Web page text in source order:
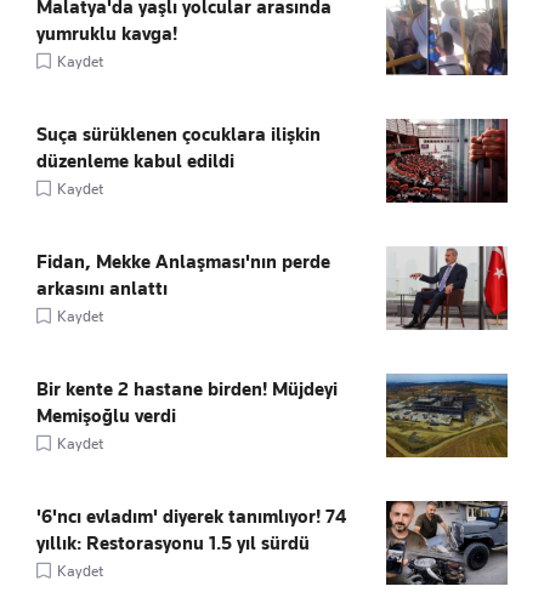
Malatya'da yaşlı yolcular arasında
yumruklu kavga!
Kaydet
Suça sürüklenen çocuklara ilişkin
düzenleme kabul edildi
Kaydet
Fidan, Mekke Anlaşması'nın perde
arkasını anlattı
Kaydet
Bir kente 2 hastane birden! Müjdeyi
Memişoğlu verdi
Kaydet
'6'ncı evladım' diyerek tanımlıyor! 74
yıllık: Restorasyonu 1.5 yıl sürdü
Kaydet